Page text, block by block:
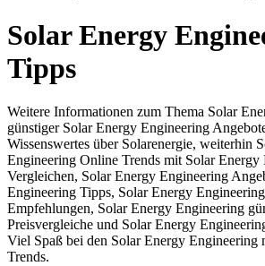
Solar Energy
Tipps
Weitere Informationen zum Thema Solar
günstiger Solar Energy Engineering
Wissenswertes über Solarenergie, weiterhin
Engineering Online Trends mit Solar Energy
Vergleichen, Solar Energy Engineering
Engineering Tipps, Solar Energy
Empfehlungen, Solar Energy Engineering
Preisvergleiche und Solar Energy
Viel Spaß bei den Solar Energy Engineering
Trends.